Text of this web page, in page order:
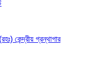
কেন্দ্রীয় গ্রন্থাগার